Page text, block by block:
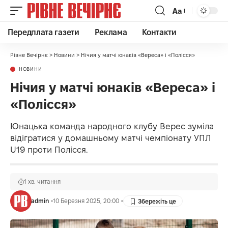
Аа
Передплата газети Реклама Контакти
Рівне Вечірнє > Новини > Нічия у матчі юнаків «Вереса» і «Полісся»
НОВИНИ
Нічия у матчі юнаків «Вереса» і
«Полісся»
Юнацька команда народного клубу Верес зуміла
відігратися у домашньому матчі чемпіонату УПЛ
U19 проти Полісся.
admin 10 Березня 2025, 20:00
1 хв. читання